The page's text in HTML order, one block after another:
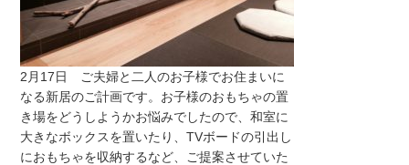
2月17日 ご夫婦と二人のお子様でお住まいに
なる新居のご計画です。お子様のおもちゃの置
き場をどうしようかお悩みでしたので、和室に
大きなボックスを置いたり、TVボードの引出し
におもちゃを収納するなど、ご提案させていた